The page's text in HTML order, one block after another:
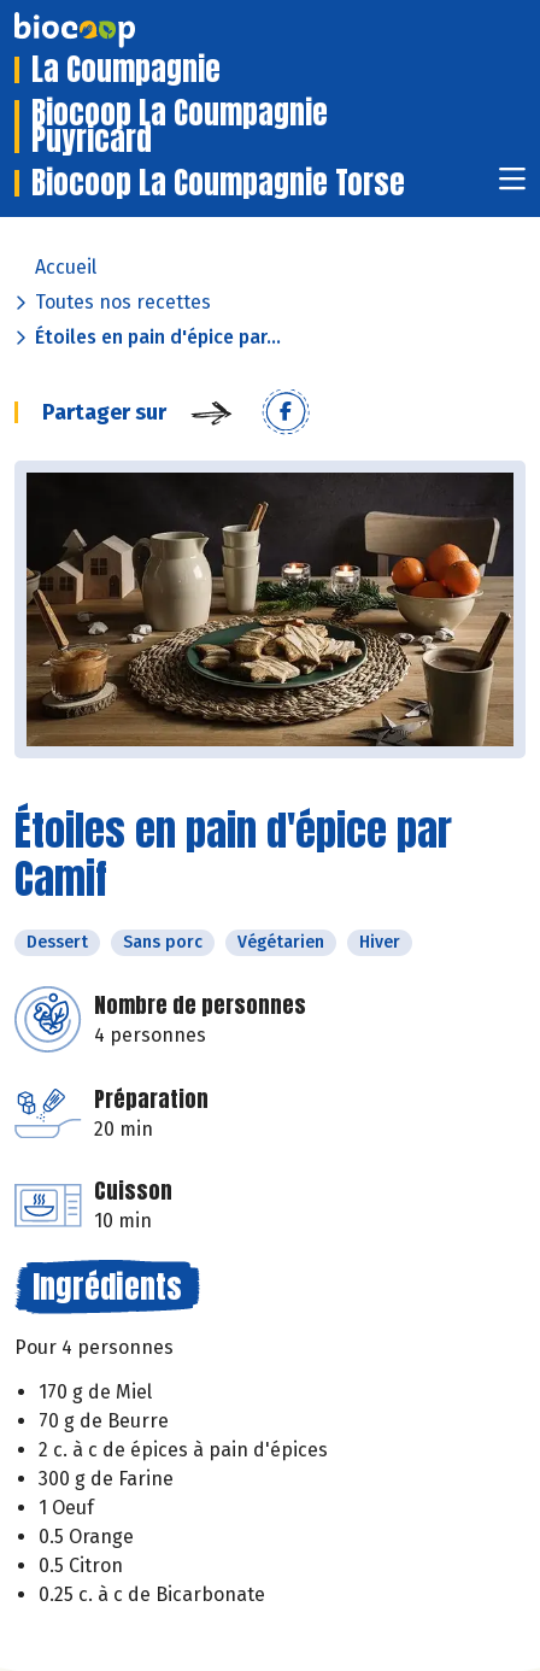
La Coumpagnie
Biocoop La Coumpagnie
Puyricard
Biocoop La Coumpagnie Torse
Accueil
Toutes nos recettes
Étoiles en pain d'épice par...
Partager sur
Étoiles en pain d'épice par
Camif
Dessert Sans porc Végétarien Hiver
Nombre de personnes
4 personnes
Préparation
20 min
Cuisson
10 min
Ingrédients
Pour 4 personnes
170 g de Miel
70 g de Beurre
2 c. à c de épices à pain d'épices
300 g de Farine
1 Oeuf
0.5 Orange
0.5 Citron
0.25 c. à c de Bicarbonate